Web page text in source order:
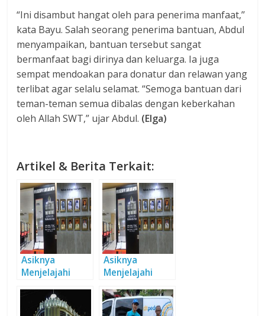
“Ini disambut hangat oleh para penerima manfaat,’’
kata Bayu. Salah seorang penerima bantuan, Abdul
menyampaikan, bantuan tersebut sangat
bermanfaat bagi dirinya dan keluarga. Ia juga
sempat mendoakan para donatur dan relawan yang
terlibat agar selalu selamat. “Semoga bantuan dari
teman-teman semua dibalas dengan keberkahan
oleh Allah SWT,” ujar Abdul. (Elga)
Artikel & Berita Terkait:
Asiknya
Menjelajahi
Museum
Surabaya
Asiknya
Menjelajahi
Museum
Surabaya